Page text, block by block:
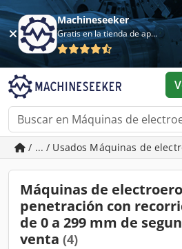
Machineseeker
Gratis en la tienda de aplicaciones
/ ... / Usados Máquinas de
Máquinas de
penetración con
de 0 a 299 mm de
venta (4)